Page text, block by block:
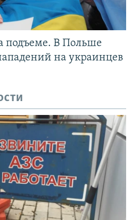
подъеме. В Польше
на украинцев